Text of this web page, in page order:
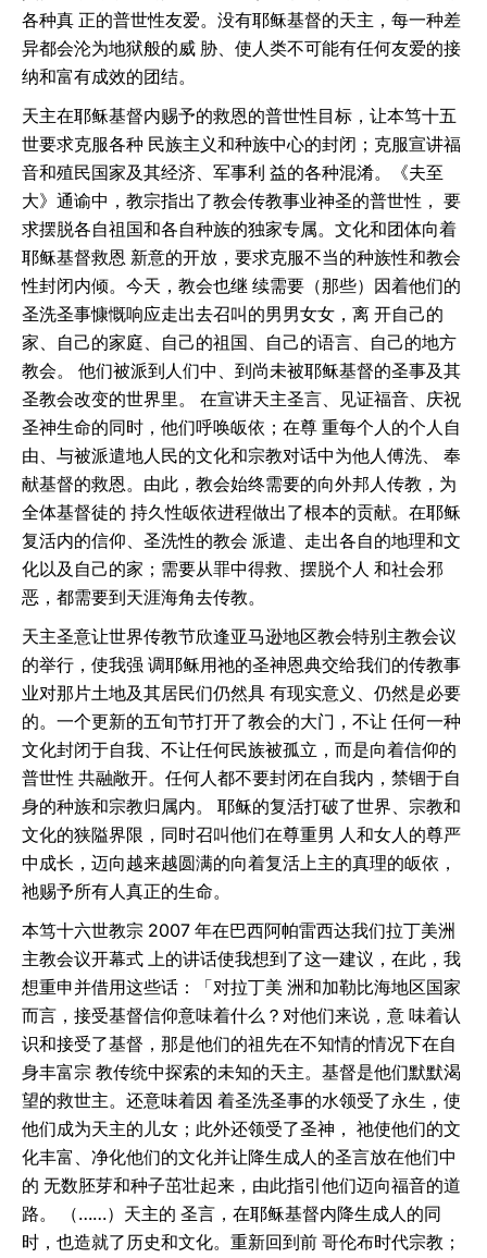
各种真 正的普世性友爱。没有耶稣基督的天主，每一种差
异都会沦为地狱般的威 胁、使人类不可能有任何友爱的接
纳和富有成效的团结。
天主在耶稣基督内赐予的救恩的普世性目标，让本笃十五
世要求克服各种 民族主义和种族中心的封闭；克服宣讲福
音和殖民国家及其经济、军事利 益的各种混淆。《夫至
大》通谕中，教宗指出了教会传教事业神圣的普世性， 要
求摆脱各自祖国和各自种族的独家专属。文化和团体向着
耶稣基督救恩 新意的开放，要求克服不当的种族性和教会
性封闭内倾。今天，教会也继 续需要（那些）因着他们的
圣洗圣事慷慨响应走出去召叫的男男女女，离 开自己的
家、自己的家庭、自己的祖国、自己的语言、自己的地方
教会。 他们被派到人们中、到尚未被耶稣基督的圣事及其
圣教会改变的世界里。 在宣讲天主圣言、见证福音、庆祝
圣神生命的同时，他们呼唤皈依；在尊 重每个人的个人自
由、与被派遣地人民的文化和宗教对话中为他人傅洗、 奉
献基督的救恩。由此，教会始终需要的向外邦人传教，为
全体基督徒的 持久性皈依进程做出了根本的贡献。在耶稣
复活内的信仰、圣洗性的教会 派遣、走出各自的地理和文
化以及自己的家；需要从罪中得救、摆脱个人 和社会邪
恶，都需要到天涯海角去传教。
天主圣意让世界传教节欣逢亚马逊地区教会特别主教会议
的举行，使我强 调耶稣用祂的圣神恩典交给我们的传教事
业对那片土地及其居民们仍然具 有现实意义、仍然是必要
的。一个更新的五旬节打开了教会的大门，不让 任何一种
文化封闭于自我、不让任何民族被孤立，而是向着信仰的
普世性 共融敞开。任何人都不要封闭在自我内，禁锢于自
身的种族和宗教归属内。 耶稣的复活打破了世界、宗教和
文化的狭隘界限，同时召叫他们在尊重男 人和女人的尊严
中成长，迈向越来越圆满的向着复活上主的真理的皈依，
祂赐予所有人真正的生命。
本笃十六世教宗 2007 年在巴西阿帕雷西达我们拉丁美洲
主教会议开幕式 上的讲话使我想到了这一建议，在此，我
想重申并借用这些话：「对拉丁美 洲和加勒比海地区国家
而言，接受基督信仰意味着什么？对他们来说，意 味着认
识和接受了基督，那是他们的祖先在不知情的情况下在自
身丰富宗 教传统中探索的未知的天主。基督是他们默默渴
望的救世主。还意味着因 着圣洗圣事的水领受了永生，使
他们成为天主的儿女；此外还领受了圣神， 祂使他们的文
化丰富、净化他们的文化并让降生成人的圣言放在他们中
的 无数胚芽和种子茁壮起来，由此指引他们迈向福音的道
路。 （……）天主的 圣言，在耶稣基督内降生成人的同
时，也造就了历史和文化。重新回到前 哥伦布时代宗教；